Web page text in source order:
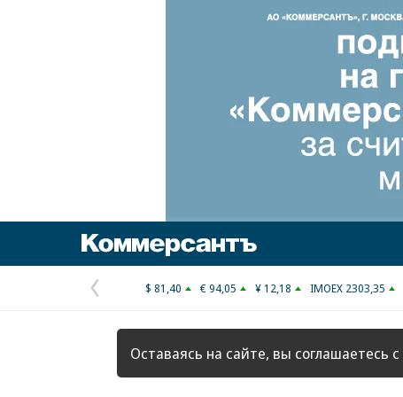
Предыдущая
страница
$ 81,40 € 94,05 ¥ 12,18 IMOEX 2303,35
Оставаясь на сайте, вы соглашаетесь с